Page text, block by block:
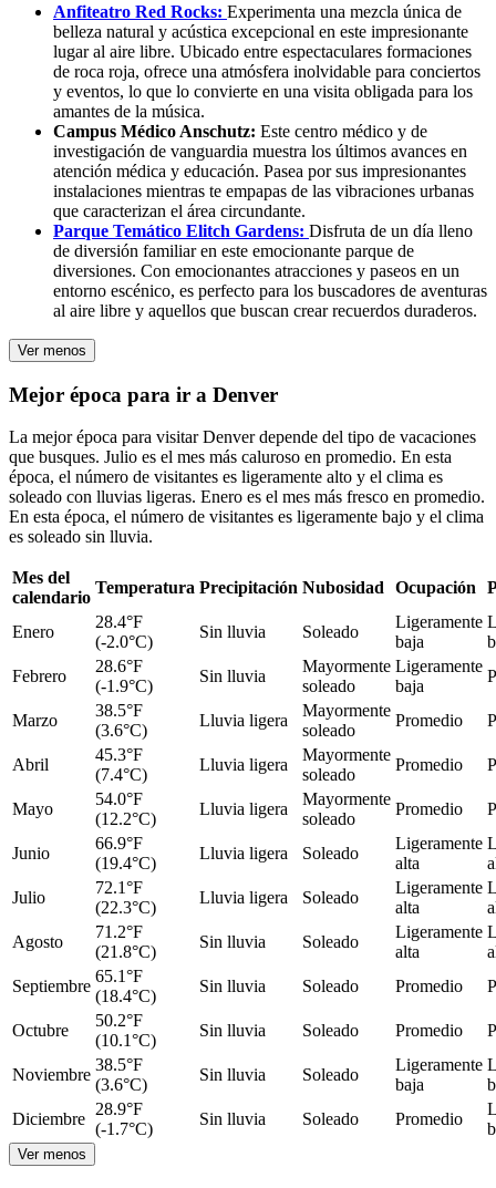
Anfiteatro Red Rocks: Experimenta una mezcla única de
belleza natural y acústica excepcional en este impresionante
lugar al aire libre. Ubicado entre espectaculares formaciones
de roca roja, ofrece una atmósfera inolvidable para conciertos
y eventos, lo que lo convierte en una visita obligada para los
amantes de la música.
Campus Médico Anschutz: Este centro médico y de
investigación de vanguardia muestra los últimos avances en
atención médica y educación. Pasea por sus impresionantes
instalaciones mientras te empapas de las vibraciones urbanas
que caracterizan el área circundante.
Parque Temático Elitch Gardens: Disfruta de un día lleno
de diversión familiar en este emocionante parque de
diversiones. Con emocionantes atracciones y paseos en un
entorno escénico, es perfecto para los buscadores de aventuras
al aire libre y aquellos que buscan crear recuerdos duraderos.
Ver menos
Mejor época para ir a Denver
La mejor época para visitar Denver depende del tipo de vacaciones
que busques. Julio es el mes más caluroso en promedio. En esta
época, el número de visitantes es ligeramente alto y el clima es
soleado con lluvias ligeras. Enero es el mes más fresco en promedio.
En esta época, el número de visitantes es ligeramente bajo y el clima
es soleado sin lluvia.
Mes del
calendario
Temperatura Precipitación Nubosidad Ocupación
Enero
28.4°F
(-2.0°C)
Sin lluvia Soleado
Ligeramente
baja
Febrero
28.6°F
(-1.9°C)
Sin lluvia
Mayormente
soleado
Ligeramente
baja
Marzo
38.5°F
(3.6°C)
Lluvia ligera
Mayormente
soleado
Promedio
Abril
45.3°F
(7.4°C)
Lluvia ligera
Mayormente
soleado
Promedio
Mayo
54.0°F
(12.2°C)
Lluvia ligera
Mayormente
soleado
Promedio
Junio
66.9°F
(19.4°C)
Lluvia ligera Soleado
Ligeramente
alta
Julio
72.1°F
(22.3°C)
Lluvia ligera Soleado
Ligeramente
alta
Agosto
71.2°F
(21.8°C)
Sin lluvia Soleado
Ligeramente
alta
Septiembre
65.1°F
(18.4°C)
Sin lluvia Soleado Promedio
Octubre
50.2°F
(10.1°C)
Sin lluvia Soleado Promedio
Noviembre
38.5°F
(3.6°C)
Sin lluvia Soleado
Ligeramente
baja
Diciembre
28.9°F
(-1.7°C)
Sin lluvia Soleado Promedio
Ver menos